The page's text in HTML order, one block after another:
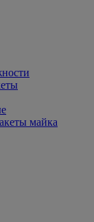
майка